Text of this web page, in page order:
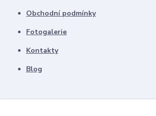
Obchodní podmínky
Fotogalerie
Kontakty
Blog